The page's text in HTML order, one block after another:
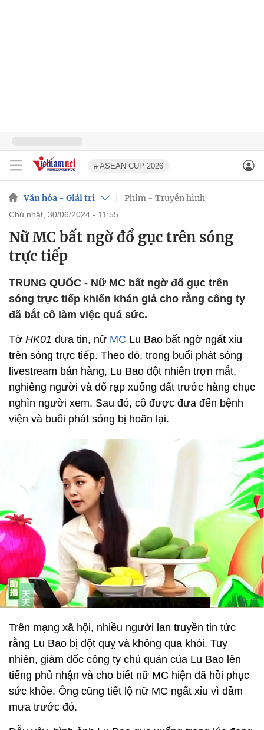
# ASEAN CUP 2026
Văn hóa - Giải trí Phim - Truyền hình
chủ nhật, 30/06/2024 - 11:55
Nữ MC bất ngờ đổ gục trên sóng
trực tiếp
TRUNG QUỐC - Nữ MC bất ngờ đổ gục trên
sóng trực tiếp khiến khán giả cho rằng công ty
đã bắt cô làm việc quá sức.
Tờ HK01 đưa tin, nữ MC Lu Bao bất ngờ ngất xỉu
trên sóng trực tiếp. Theo đó, trong buổi phát sóng
livestream bán hàng, Lu Bao đột nhiên trợn mắt,
nghiêng người và đổ rạp xuống đất trước hàng chục
nghìn người xem. Sau đó, cô được đưa đến bệnh
viện và buổi phát sóng bị hoãn lại.
Trên mạng xã hội, nhiều người lan truyền tin tức
rằng Lu Bao bị đột quỵ và không qua khỏi. Tuy
nhiên, giám đốc công ty chủ quản của Lu Bao lên
tiếng phủ nhận và cho biết nữ MC hiện đã hồi phục
sức khỏe. Ông cũng tiết lộ nữ MC ngất xỉu vì dầm
mưa trước đó.